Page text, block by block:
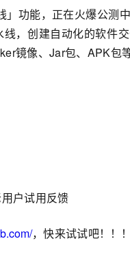
功能，正在火爆公测
，创建自动化的软件
镜像、Jar包、APK包
户试用反馈
，快来试试吧！！